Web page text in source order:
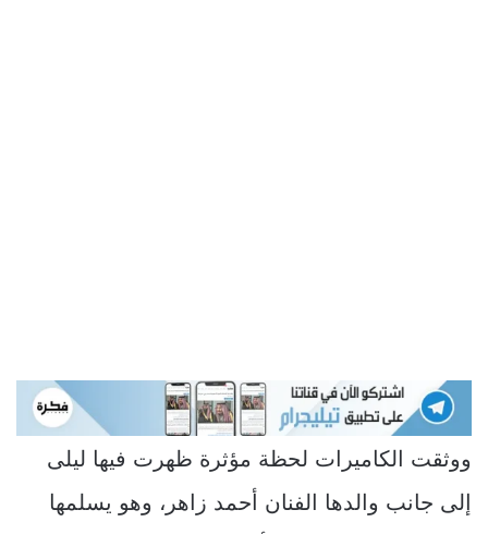
ووثقت الكاميرات لحظة مؤثرة ظهرت فيها ليلى
إلى جانب والدها الفنان أحمد زاهر، وهو يسلمها